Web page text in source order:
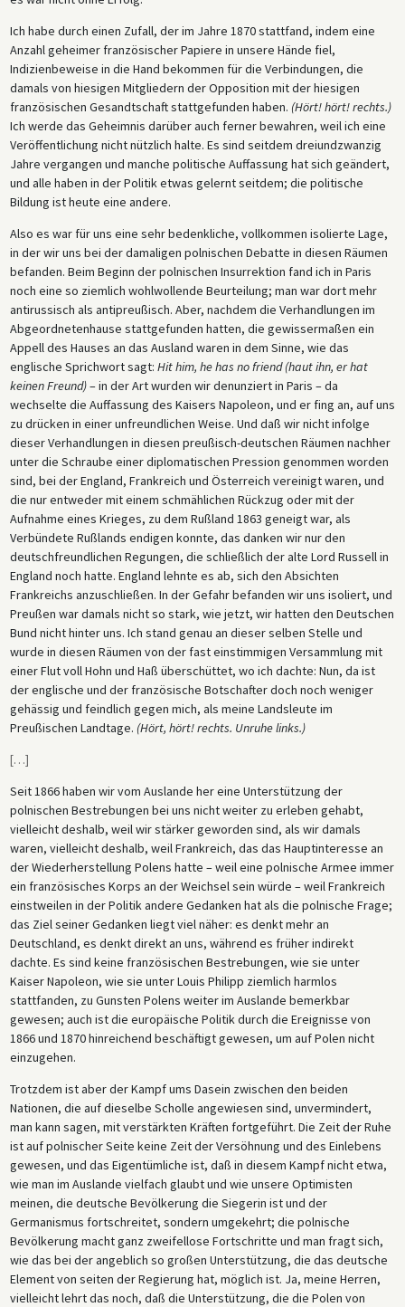
Ich habe durch einen Zufall, der im Jahre 1870 stattfand, indem eine
Anzahl geheimer französischer Papiere in unsere Hände fiel,
Indizienbeweise in die Hand bekommen für die Verbindungen, die
damals von hiesigen Mitgliedern der Opposition mit der hiesigen
französischen Gesandtschaft stattgefunden haben. (Hört! hört! rechts.)
Ich werde das Geheimnis darüber auch ferner bewahren, weil ich eine
Veröffentlichung nicht nützlich halte. Es sind seitdem dreiundzwanzig
Jahre vergangen und manche politische Auffassung hat sich geändert,
und alle haben in der Politik etwas gelernt seitdem; die politische
Bildung ist heute eine andere.
Also es war für uns eine sehr bedenkliche, vollkommen isolierte Lage,
in der wir uns bei der damaligen polnischen Debatte in diesen Räumen
befanden. Beim Beginn der polnischen Insurrektion fand ich in Paris
noch eine so ziemlich wohlwollende Beurteilung; man war dort mehr
antirussisch als antipreußisch. Aber, nachdem die Verhandlungen im
Abgeordnetenhause stattgefunden hatten, die gewissermaßen ein
Appell des Hauses an das Ausland waren in dem Sinne, wie das
englische Sprichwort sagt: Hit him, he has no friend (haut ihn, er hat
keinen Freund)– in der Art wurden wir denunziert in Paris – da
wechselte die Auffassung des Kaisers Napoleon, und er fing an, auf uns
zu drücken in einer unfreundlichen Weise. Und daß wir nicht infolge
dieser Verhandlungen in diesen preußisch-deutschen Räumen nachher
unter die Schraube einer diplomatischen Pression genommen worden
sind, bei der England, Frankreich und Österreich vereinigt waren, und
die nur entweder mit einem schmählichen Rückzug oder mit der
Aufnahme eines Krieges, zu dem Rußland 1863 geneigt war, als
Verbündete Rußlands endigen konnte, das danken wir nur den
deutschfreundlichen Regungen, die schließlich der alte Lord Russell in
England noch hatte. England lehnte es ab, sich den Absichten
Frankreichs anzuschließen. In der Gefahr befanden wir uns isoliert, und
Preußen war damals nicht so stark, wie jetzt, wir hatten den Deutschen
Bund nicht hinter uns. Ich stand genau an dieser selben Stelle und
wurde in diesen Räumen von der fast einstimmigen Versammlung mit
einer Flut voll Hohn und Haß überschüttet, wo ich dachte: Nun, da ist
der englische und der französische Botschafter doch noch weniger
gehässig und feindlich gegen mich, als meine Landsleute im
Preußischen Landtage. (Hört, hört! rechts. Unruhe links.)
[…]
Seit 1866 haben wir vom Auslande her eine Unterstützung der
polnischen Bestrebungen bei uns nicht weiter zu erleben gehabt,
vielleicht deshalb, weil wir stärker geworden sind, als wir damals
waren, vielleicht deshalb, weil Frankreich, das das Hauptinteresse an
der Wiederherstellung Polens hatte – weil eine polnische Armee immer
ein französisches Korps an der Weichsel sein würde – weil Frankreich
einstweilen in der Politik andere Gedanken hat als die polnische Frage;
das Ziel seiner Gedanken liegt viel näher: es denkt mehr an
Deutschland, es denkt direkt an uns, während es früher indirekt
dachte. Es sind keine französischen Bestrebungen, wie sie unter
Kaiser Napoleon, wie sie unter Louis Philipp ziemlich harmlos
stattfanden, zu Gunsten Polens weiter im Auslande bemerkbar
gewesen; auch ist die europäische Politik durch die Ereignisse von
1866 und 1870 hinreichend beschäftigt gewesen, um auf Polen nicht
einzugehen.
Trotzdem ist aber der Kampf ums Dasein zwischen den beiden
Nationen, die auf dieselbe Scholle angewiesen sind, unvermindert,
man kann sagen, mit verstärkten Kräften fortgeführt. Die Zeit der Ruhe
ist auf polnischer Seite keine Zeit der Versöhnung und des Einlebens
gewesen, und das Eigentümliche ist, daß in diesem Kampf nicht etwa,
wie man im Auslande vielfach glaubt und wie unsere Optimisten
meinen, die deutsche Bevölkerung die Siegerin ist und der
Germanismus fortschreitet, sondern umgekehrt; die polnische
Bevölkerung macht ganz zweifellose Fortschritte und man fragt sich,
wie das bei der angeblich so großen Unterstützung, die das deutsche
Element von seiten der Regierung hat, möglich ist. Ja, meine Herren,
vielleicht lehrt das noch, daß die Unterstützung, die die Polen von